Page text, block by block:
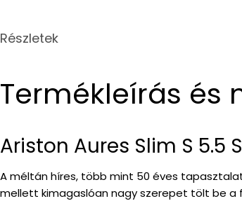
Részletek
Termékleírás és
Ariston Aures Slim S 5.5
A méltán híres, több mint 50 éves
mellett kimagaslóan nagy szerepet tölt be a